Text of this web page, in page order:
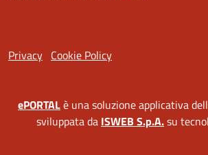
Privacy Cookie Policy
ePORTALè una soluzione applicativa
sviluppata da ISWEB S.p.A.su